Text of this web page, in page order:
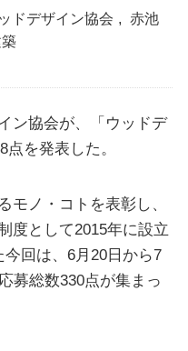
ドデザイン協会 , 赤池
ン協会が、「ウッドデ
を発表した。
モノ・コトを表彰し、
度として2015年に設立
回は、6月20日から7
募総数330点が集まっ